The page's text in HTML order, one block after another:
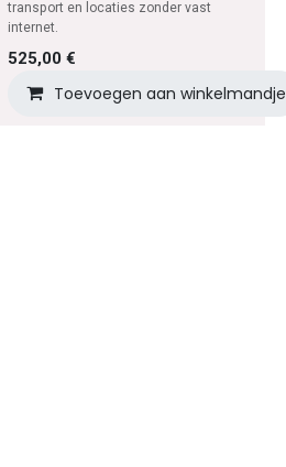
Toevoegen aan verlanglijst
transport en locaties zonder vast
internet.
525,00 €
Toevoegen aan winkelmandje